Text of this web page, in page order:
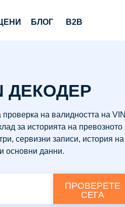
БЛОГ B2B
ДЕКОДЕР
на валидността на VIN
за историята на превозното
сервизни записи, история на
основни данни.
ПРОВЕРЕТЕ
СЕГА